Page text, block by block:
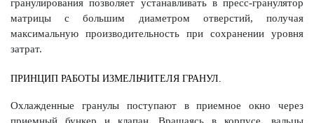
гранулирования позволяет устанавливать в пресс-гранулятор
матрицы с большим диаметром отверстий, получая
максимальную производительность при сохранении уровня
затрат.
ПРИНЦИП РАБОТЫ ИЗМЕЛЬЧИТЕЛЯ ГРАНУЛ.
Охлажденные гранулы поступают в приемное окно через